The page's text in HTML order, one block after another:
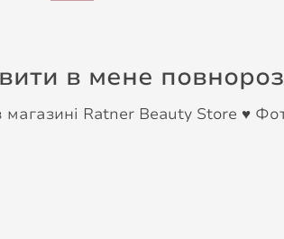
в мене
магазині Ratner Beauty Store ♥️